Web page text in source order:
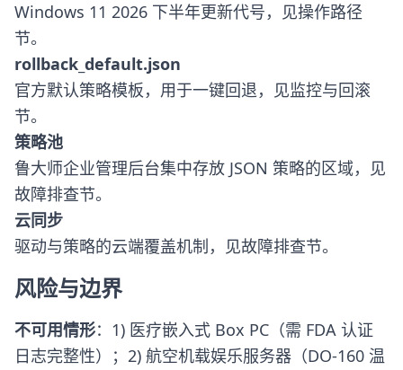
Windows 11 2026 下半年更新代号，见操作路径
节。
rollback_default.json
官方默认策略模板，用于一键回退，见监控与回滚
节。
策略池
鲁大师企业管理后台集中存放 JSON 策略的区域，见
故障排查节。
云同步
驱动与策略的云端覆盖机制，见故障排查节。
风险与边界
不可用情形：1) 医疗嵌入式 Box PC（需 FDA 认证
日志完整性）；2) 航空机载娱乐服务器（DO-160 温